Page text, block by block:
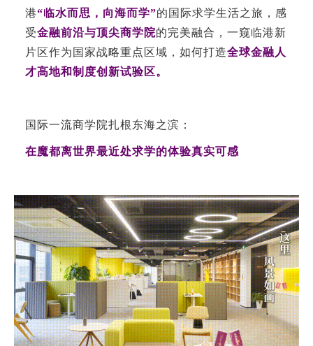
港“临水而思，向海而学”的国际求学生活之旅，感
受金融前沿与顶尖商学院的完美融合，一窥临港新
片区作为国家战略重点区域，如何打造全球金融人
才高地和制度创新试验区。
国际一流商学院扎根东海之滨：
在魔都离世界最近处求学的体验真实可感